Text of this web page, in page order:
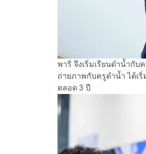
พาริ จึงเริ่มเรียนดำน้ำกั
ถ่ายภาพกับครูดำน้ำ ได้เริ่
ตลอด 3 ปี